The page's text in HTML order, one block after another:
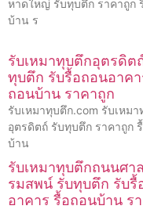
หาดใหญ่ รับทุบตึก ราคาถูก
บ้าน ร
รับเหมาทุบตึกอุตรดิต
ทุบตึก รับรื้อถอนอาคา
ถอนบ้าน ราคาถูก
รับเหมาทุบตึก.com รับเหม
อุตรดิตถ์ รับทุบตึก ราคาถูก
บ้าน
รับเหมาทุบตึกถนนศา
รมสพน์ รับทุบตึก รับรื้
อาคาร รื้อถอนบ้าน ร